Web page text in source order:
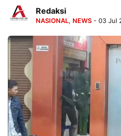
Redaksi
NASIONAL, NEWS - 03 Jul